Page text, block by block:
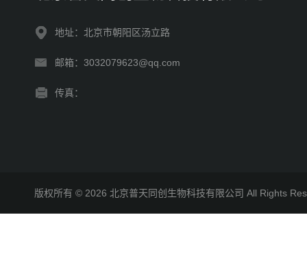
地址：北京市朝阳区汤立路
邮箱：3032079623@qq.com
传真：
版权所有 © 2026 北京普天同创生物科技有限公司 All Rights